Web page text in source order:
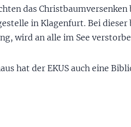
das Christbaumversenken
in Klagenfurt. Bei dieser
wird an alle im See
hat der EKUS auch eine